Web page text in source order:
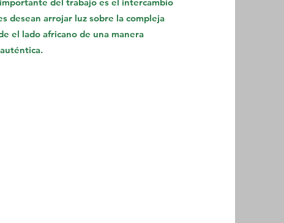
desean arrojar luz sobre la compleja
el lado africano de una manera